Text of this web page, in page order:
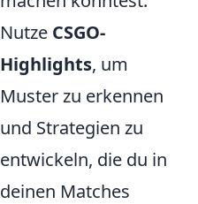
Nutze CSGO-
Highlights, um
Muster zu erkennen
und Strategien zu
entwickeln, die du in
deinen Matches